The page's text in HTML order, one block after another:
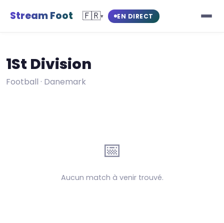
Stream Foot 🇫🇷▾ EN DIRECT
1St Division
Football · Danemark
📅
Aucun match à venir trouvé.